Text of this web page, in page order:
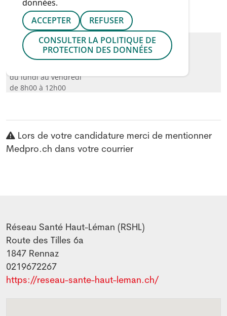
Lors de votre candidature merci de mentionner
Medpro.ch dans votre courrier
Réseau Santé Haut-Léman (RSHL)
Route des Tilles 6a
1847 Rennaz
0219672267
https://reseau-sante-haut-leman.ch/